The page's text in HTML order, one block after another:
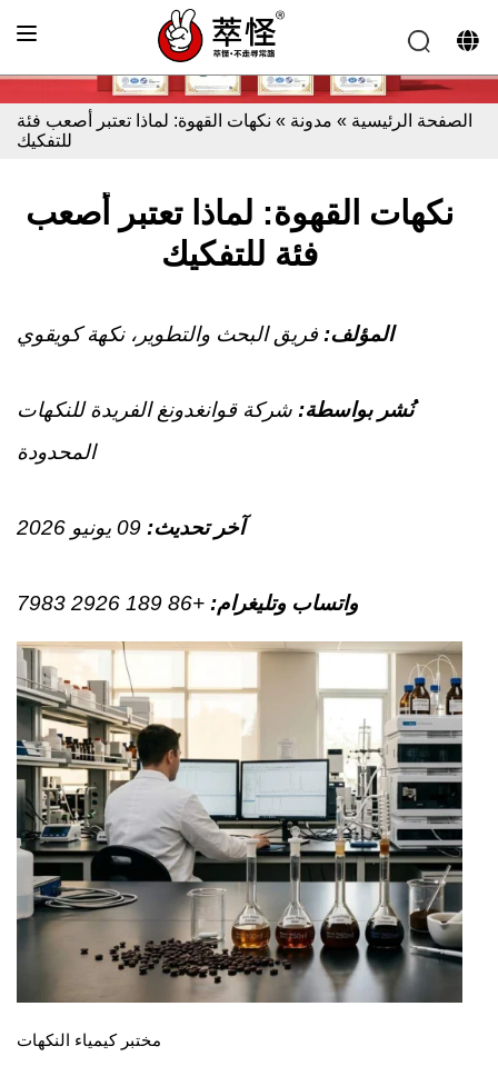
الصفحة الرئيسية » مدونة » نكهات القهوة: لماذا تعتبر أصعب فئة
للتفكيك
نكهات القهوة: لماذا تعتبر أصعب
فئة للتفكيك
المؤلف: فريق البحث والتطوير، نكهة كويقوي
نُشر بواسطة: شركة قوانغدونغ الفريدة للنكهات
المحدودة
آخر تحديث: 09 يونيو 2026
واتساب وتليغرام:
+86 189 2926 7983
مختبر كيمياء النكهات